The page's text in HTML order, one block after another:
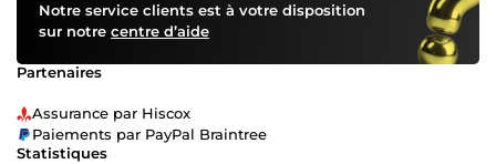
Notre service clients est à votre disposition
sur notre centre d’aide
Partenaires
Assurance par Hiscox
Paiements par PayPal Braintree
Statistiques